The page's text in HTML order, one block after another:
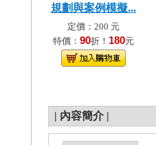
規劃與案例模擬...
定價：200 元
特價： 90折！ 180元
| 內容簡介 |